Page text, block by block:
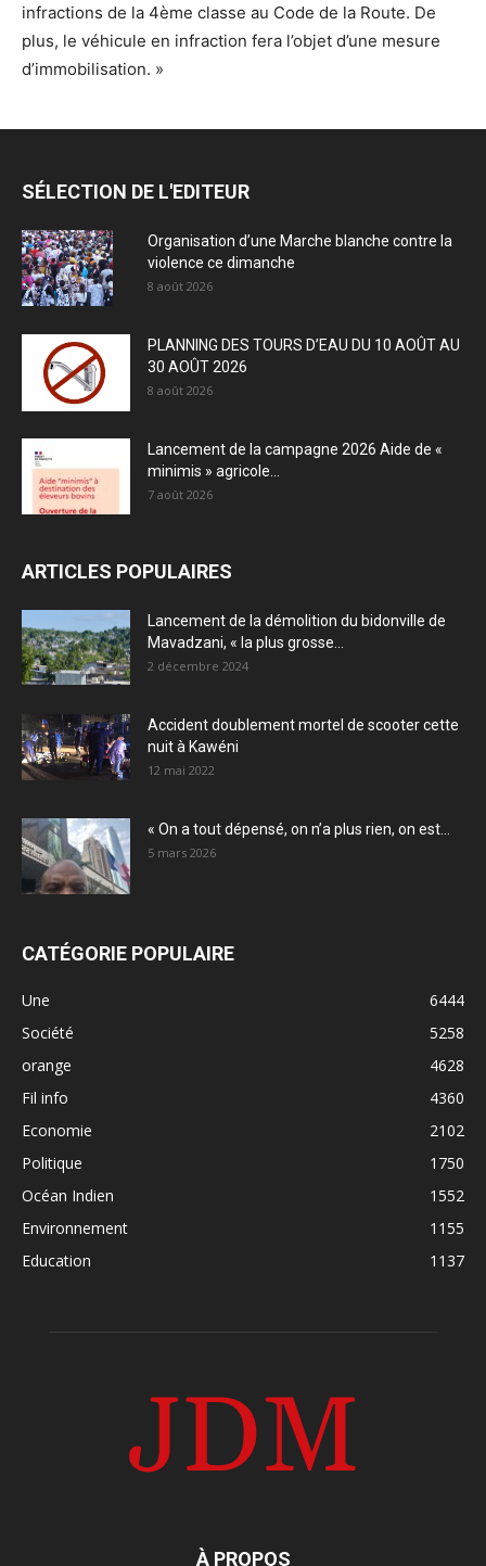
infractions de la 4ème classe au Code de la Route. De
plus, le véhicule en infraction fera l’objet d’une mesure
d’immobilisation. »
SÉLECTION DE L'EDITEUR
Organisation d’une Marche blanche contre la
violence ce dimanche
8 août 2026
PLANNING DES TOURS D’EAU DU 10 AOÛT AU
30 AOÛT 2026
8 août 2026
Lancement de la campagne 2026 Aide de «
minimis » agricole...
7 août 2026
ARTICLES POPULAIRES
Lancement de la démolition du bidonville de
Mavadzani, « la plus grosse...
2 décembre 2024
Accident doublement mortel de scooter cette
nuit à Kawéni
12 mai 2022
« On a tout dépensé, on n’a plus rien, on est...
5 mars 2026
CATÉGORIE POPULAIRE
Une
6444
Société
5258
orange
4628
Fil info
4360
Economie
2102
Politique
1750
Océan Indien
1552
Environnement
1155
Education
1137
À PROPOS